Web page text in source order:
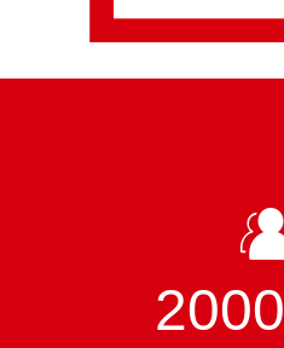
2000